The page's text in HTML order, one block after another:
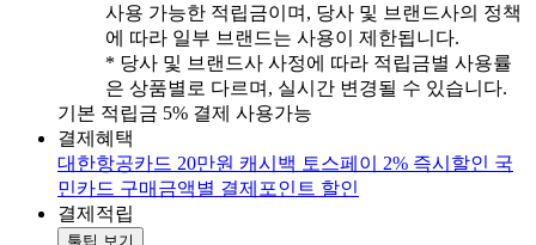
사용 가능한 적립금이며, 당사 및 브랜드사의 정책
에 따라 일부 브랜드는 사용이 제한됩니다.
* 당사 및 브랜드사 사정에 따라 적립금별 사용률
은 상품별로 다르며, 실시간 변경될 수 있습니다.
기본 적립금 5% 결제 사용가능
결제혜택
대한항공카드 20만원 캐시백 토스페이 2% 즉시할인 국
민카드 구매금액별 결제포인트 할인
결제적립
툴팁 보기